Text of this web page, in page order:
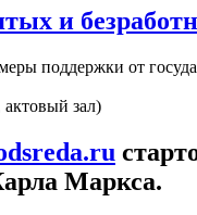
и
поддержки от
актовый зал)
Маркса.